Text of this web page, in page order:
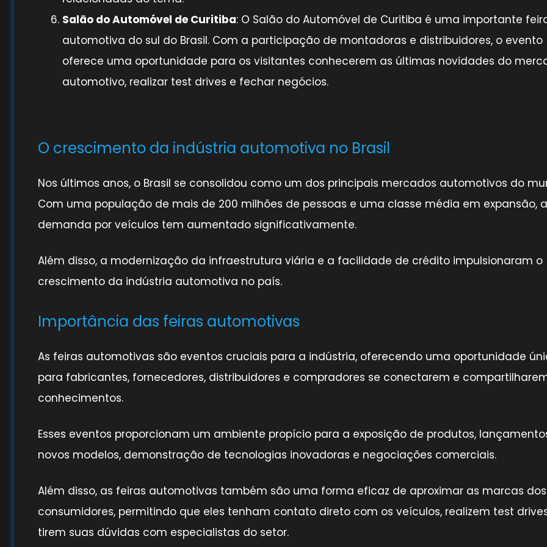
Salão do Automóvel de Curitiba: O Salão do Automóvel de Curitiba é uma importante
automotiva do sul do Brasil. Com a participação de montadoras e distribuidores, o evento
oferece uma oportunidade para os visitantes conhecerem as últimas novidades do
automotivo, realizar test drives e fechar negócios.
O crescimento da indústria automotiva no Brasil
Nos últimos anos, o Brasil se consolidou como um dos principais mercados automotivos do
Com uma população de mais de 200 milhões de pessoas e uma classe média em expansão, a
demanda por veículos tem aumentado significativamente.
Além disso, a modernização da infraestrutura viária e a facilidade de crédito impulsionaram o
crescimento da indústria automotiva no país.
Importância das feiras automotivas
As feiras automotivas são eventos cruciais para a indústria, oferecendo uma oportunidade
para fabricantes, fornecedores, distribuidores e compradores se conectarem e
conhecimentos.
Esses eventos proporcionam um ambiente propício para a exposição de produtos,
novos modelos, demonstração de tecnologias inovadoras e negociações comerciais.
Além disso, as feiras automotivas também são uma forma eficaz de aproximar as marcas dos
consumidores, permitindo que eles tenham contato direto com os veículos, realizem test
tirem suas dúvidas com especialistas do setor.